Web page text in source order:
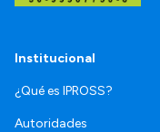
Institucional
¿Qué es IPROSS?
Autoridades